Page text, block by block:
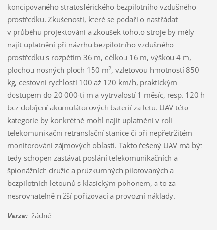
koncipovaného stratosférického bezpilotního vzdušného
prostředku. Zkušenosti, které se podařilo nastřádat
v průběhu projektování a zkoušek tohoto stroje by měly
najít uplatnění při návrhu bezpilotního vzdušného
prostředku s rozpětím 36 m, délkou 16 m, výškou 4 m,
plochou nosných ploch 150 m2, vzletovou hmotností 850
kg, cestovní rychlostí 100 až 120 km/h, praktickým
dostupem do 20 000-ti m a vytrvalostí 1 měsíc, resp. 120 h
bez dobíjení akumulátorových baterií za letu. UAV této
kategorie by konkrétně mohl najít uplatnění v roli
telekomunikační retranslační stanice či při nepřetržitém
monitorování zájmových oblastí. Takto řešený UAV má být
tedy schopen zastávat poslání telekomunikačních a
špionážních družic a průzkumných pilotovaných a
bezpilotních letounů s klasickým pohonem, a to za
nesrovnatelně nižší pořizovací a provozní náklady.
Verze:žádné